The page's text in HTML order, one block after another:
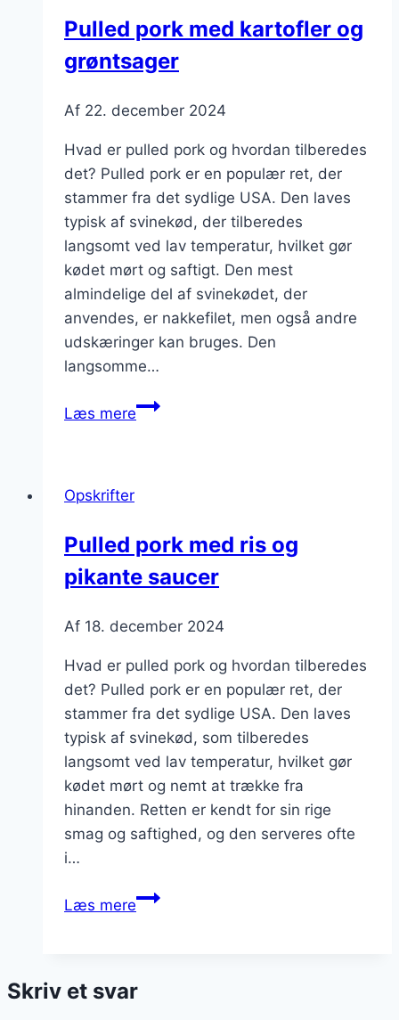
Pulled pork med kartofler og
grøntsager
Af 22. december 2024
Hvad er pulled pork og hvordan tilberedes
det? Pulled pork er en populær ret, der
stammer fra det sydlige USA. Den laves
typisk af svinekød, der tilberedes
langsomt ved lav temperatur, hvilket gør
kødet mørt og saftigt. Den mest
almindelige del af svinekødet, der
anvendes, er nakkefilet, men også andre
udskæringer kan bruges. Den
langsomme…
Læs merePulled
Opskrifter
Pulled pork med ris og
pikante saucer
Af 18. december 2024
Hvad er pulled pork og hvordan tilberedes
det? Pulled pork er en populær ret, der
stammer fra det sydlige USA. Den laves
typisk af svinekød, som tilberedes
langsomt ved lav temperatur, hvilket gør
kødet mørt og nemt at trække fra
hinanden. Retten er kendt for sin rige
smag og saftighed, og den serveres ofte
i…
Læs merePulled
og
Skriv et svar